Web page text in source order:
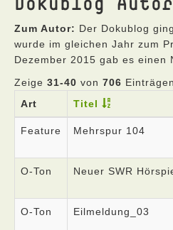
Zum Autor: Der Dokublog
wurde im gleichen Jahr zum
Dezember 2015 gab es einen
Zeige 31-40 von 706 Einträgen.
Art
Titel
Feature Mehrspur 104
O-Ton Neuer SWR
O-Ton Eilmeldung_03